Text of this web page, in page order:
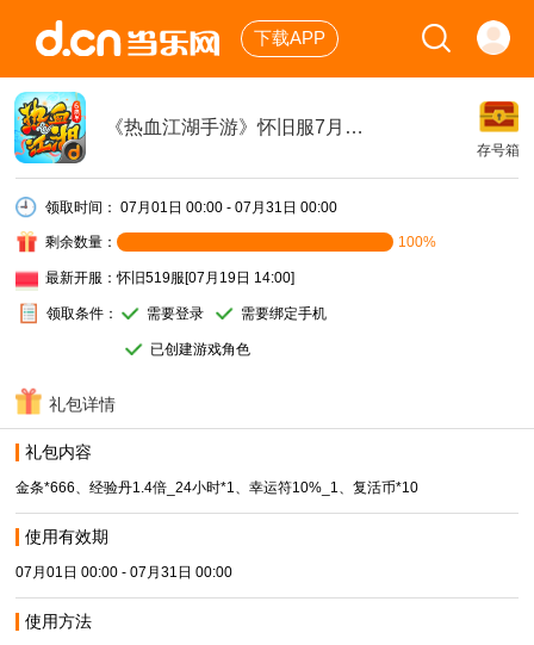
下载APP
《热血江湖手游》怀旧服7月豪华礼包
存号箱
领取时间：07月01日 00:00 - 07月31日 00:00
剩余数量： 100%
最新开服：怀旧519服[07月19日 14:00]
领取条件： 需要登录 需要绑定手机
已创建游戏角色
礼包详情
礼包内容
金条*666、经验丹1.4倍_24小时*1、幸运符10%_1、复活币*10
使用有效期
07月01日 00:00 - 07月31日 00:00
使用方法